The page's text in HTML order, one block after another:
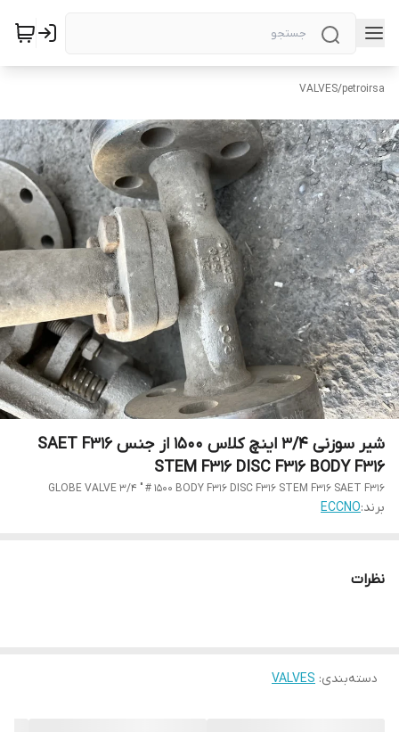
petroirsa
/
VALVES
شیر سوزنی 3/4 اینچ کلاس 1500 از جنس SAET F316
STEM F316 DISC F316 BODY F316
GLOBE VALVE 3/4 " # 1500 BODY F316 DISC F316 STEM F316 SAET F316
برند:ECCNO
نظرات
دسته‌بندی:
VALVES